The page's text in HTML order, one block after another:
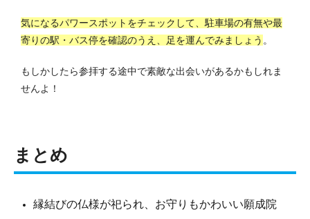
気になるパワースポットをチェックして、駐車場の有無や最
寄りの駅・バス停を確認のうえ、足を運んでみましょう 。
もしかしたら参拝する途中で素敵な出会いがあるかもしれま
せんよ！
まとめ
縁結びの仏様が祀られ、お守りもかわいい願成院